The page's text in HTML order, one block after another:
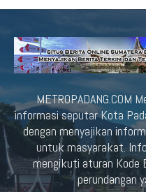
METROPADANG.COM
informasi seputar Kota
dengan menyajikan
untuk masyarakat.
mengikuti aturan Kode
perundangan